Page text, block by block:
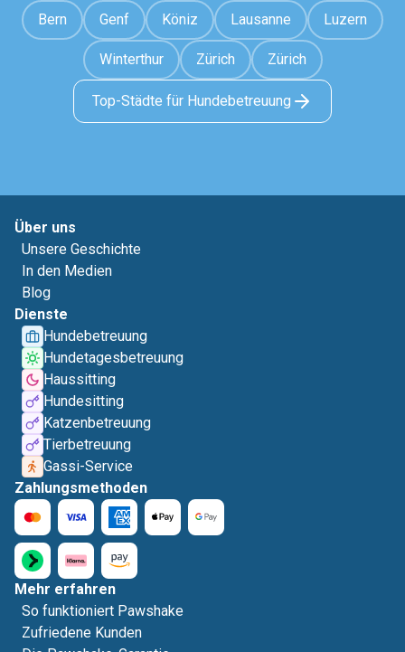
Bern Genf Köniz Lausanne Luzern
Winterthur Zürich Zürich
Top-Städte für Hundebetreuung
Über uns
Unsere Geschichte
In den Medien
Blog
Dienste
Hundebetreuung
Hundetagesbetreuung
Haussitting
Hundesitting
Katzenbetreuung
Tierbetreuung
Gassi-Service
Zahlungsmethoden
Mehr erfahren
So funktioniert Pawshake
Zufriedene Kunden